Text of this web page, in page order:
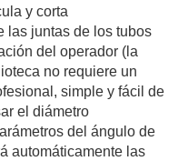
y corta
las juntas de los tubos
del operador (la
no requiere un
simple y fácil de
el diámetro
del ángulo de
automáticamente las